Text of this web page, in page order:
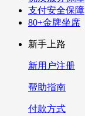
支付安全保障
80+金牌坐席
新手上路
新用户注册
帮助指南
付款方式